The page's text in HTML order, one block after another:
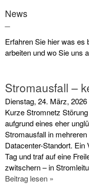
News
Erfahren Sie hier was es
arbeiten und wo Sie uns
Stromausfall –
Dienstag, 24. März, 2026
Kurze Stromnetz
aufgrund eines eher
Stromausfall in
Datacenter-Standort. Ein
Tag und traf auf eine
zwitschern – in
Beitrag lesen »